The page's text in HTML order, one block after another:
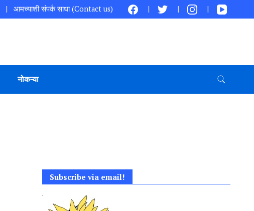
आमच्याशी संपर्क साधा (Contact us)
नोकऱ्या
Subscribe via email!